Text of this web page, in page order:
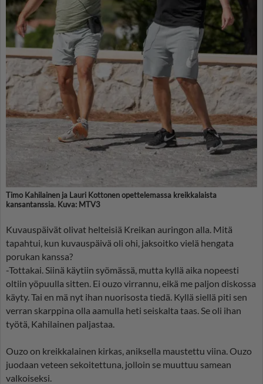
Timo Kahilainen ja Lauri Kottonen opettelemassa kreikkalaista
kansantanssia. Kuva: MTV3
Kuvauspäivät olivat helteisiä Kreikan auringon alla. Mitä
tapahtui, kun kuvauspäivä oli ohi, jaksoitko vielä hengata
porukan kanssa?
-Tottakai. Siinä käytiin syömässä, mutta kyllä aika nopeesti
oltiin yöpuulla sitten. Ei ouzo virrannu, eikä me paljon diskossa
käyty. Tai en mä nyt ihan nuorisosta tiedä. Kyllä siellä piti sen
verran skarppina olla aamulla heti seiskalta taas. Se oli ihan
työtä, Kahilainen paljastaa.
Ouzo on kreikkalainen kirkas, aniksella maustettu viina. Ouzo
juodaan veteen sekoitettuna, jolloin se muuttuu samean
valkoiseksi.